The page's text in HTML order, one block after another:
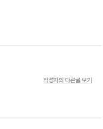
작성자의 다른글 보기